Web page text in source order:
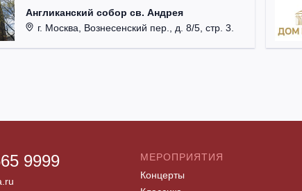
Англиканский собор св. Андрея
г. Москва, Вознесенский пер., д. 8/5, стр. 3.
9999
МЕРОПРИЯТИЯ
Концерты